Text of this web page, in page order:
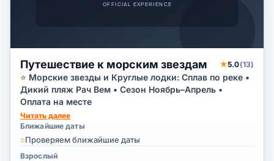
Путешествие к морским звездам ★5.0(13)
⭐ Морские звезды и Круглые лодки: Сплав по реке •
Дикий пляж Рач Вем • Сезон Ноябрь–Апрель •
Оплата на месте
Читать далее
Ближайшие даты
○Проверяем ближайшие даты
Взрослый